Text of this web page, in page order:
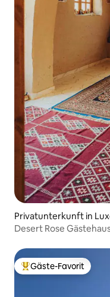
Privatunterkunft in
Desert Rose
Beliebter Gäste-Favorit.
Gäste-Favorit